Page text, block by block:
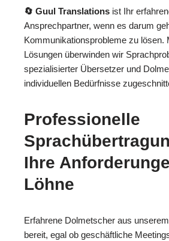
🔄 Guul Translations ist Ihr
Ansprechpartner, wenn es darum
Kommunikationsprobleme zu lösen.
Lösungen überwinden wir
spezialisierter Übersetzer und
individuellen Bedürfnisse
Professionelle
Ihre
Löhne
Erfahrene Dolmetscher aus
bereit, egal ob geschäftliche